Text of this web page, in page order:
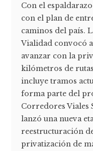
Con el
con el plan de
caminos del país.
Vialidad convocó
avanzar con la
kilómetros de
incluye tramos
forma parte del
Corredores Viales
lanzó una nueva
reestructuración
privatización de